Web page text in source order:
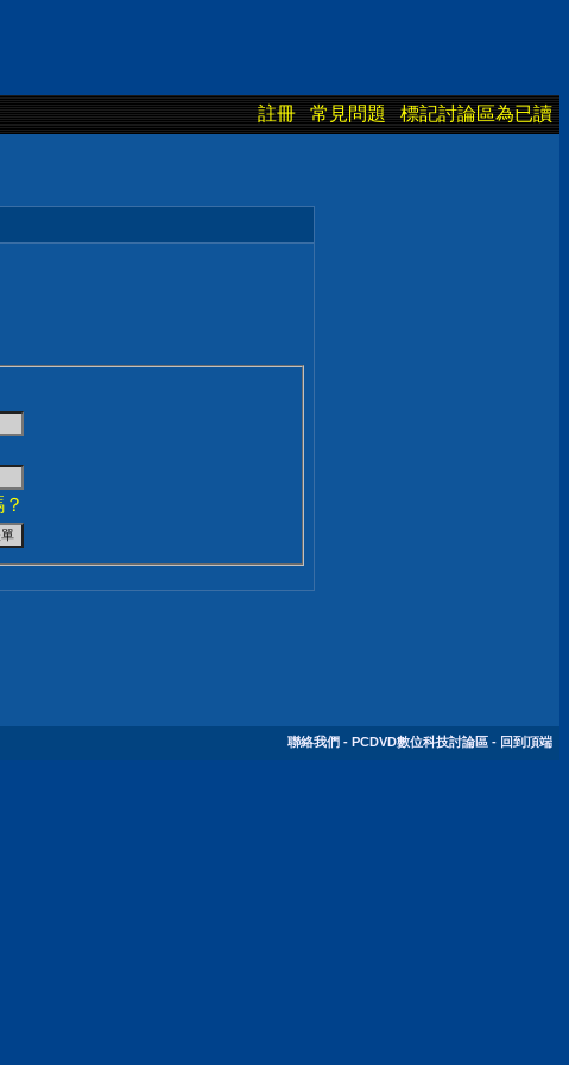
註冊 常見問題 標記討論區為已讀
聯絡我們 - PCDVD數位科技討論區 - 回到頂端